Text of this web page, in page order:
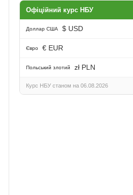
Офіційний курс НБУ
Доллар США $ USD
Євро € EUR
Польський злотий zł PLN
Курс НБУ станом на 06.08.2026